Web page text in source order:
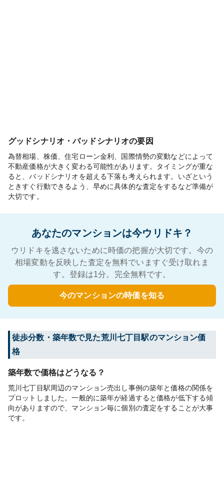
グッドシナリオ・バッドシナリオの要因
為替相場、株価、住宅ローン金利、国際情勢の変動などによって
不動産価格が大きく変わる可能性があります。タイミングが重な
ると、バッドシナリオを超える下落も考えられます。いざという
ときすぐ行動できるよう、早めに具体的な査定をするなど準備が
大切です。
あなたのマンションは今ウリドキ？
ウリドキを逃さないために時価の把握が大切です。今の
相場変動を反映した査定を無料でいますぐ受け取れま
す。登録は1分。完全無料です。
今のマンションの時価を知る
徒歩分数・築年数で見た荒川七丁目駅のマンション価
格
築年数で価格はどうなる？
荒川七丁目駅周辺のマンション売出し事例の築年と価格の関係を
プロットしました。一般的に築年が経過すると価格が低下する傾
向がありますので、マンション毎に個別の査定をすることが大事
です。